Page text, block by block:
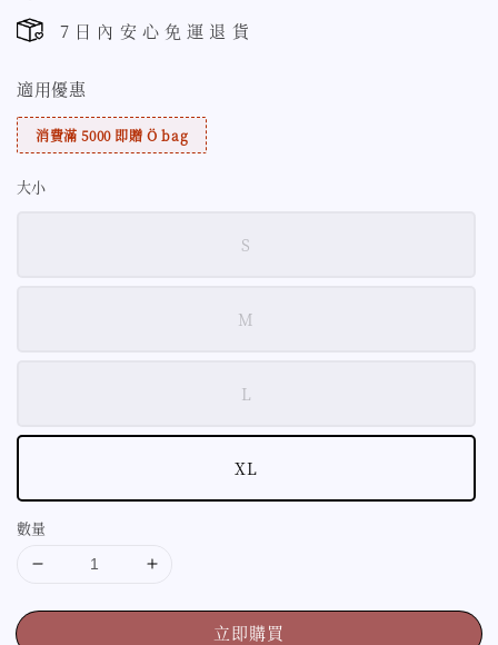
7 日 內 安 心 免 運 退 貨
適用優惠
消費滿 5000 即贈 Ö bag
大小
S
M
L
XL
數量
立即購買